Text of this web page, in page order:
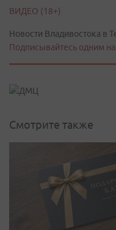
ВИДЕО (18+)
Новости Владивостока в
Подписывайтесь одним
Смотрите также